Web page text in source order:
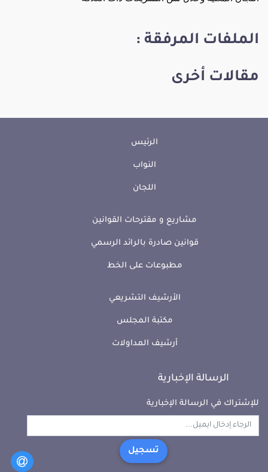
الملفات المرفقة :
مقالات أخرى
الرئيس
النواب
اللجان
مشاريع و مقترحات القوانين
قوانين صادرة بالرائد الرسمي
مطبوعات على الخط
الأرشيف التشريعي
مكتبة المجلس
أرشيف المداولات
الرسالة الإخبارية
للإشتراك في الرسالة الإخبارية
تسجيل